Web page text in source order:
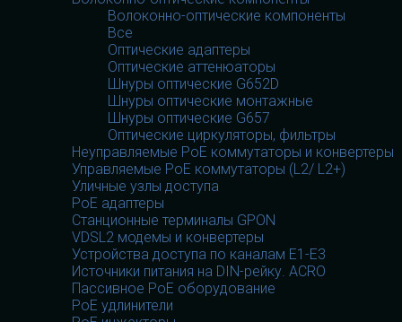
Волоконно-оптические компоненты
Все
Оптические адаптеры
Оптические аттенюаторы
Шнуры оптические G652D
Шнуры оптические монтажные
Шнуры оптические G657
Оптические циркуляторы, фильтры
Неуправляемые PoE коммутаторы и конвертеры
Управляемые PoE коммутаторы (L2/ L2+)
Уличные узлы доступа
PoE адаптеры
Станционные терминалы GPON
VDSL2 модемы и конвертеры
Устройства доступа по каналам E1-E3
Источники питания на DIN-рейку. ACRO
Пассивное PoE оборудование
PoE удлинители